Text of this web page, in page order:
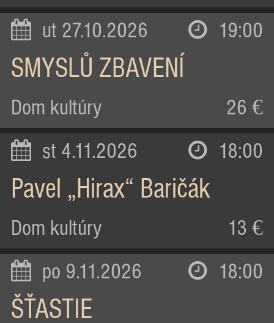
ut 27.10.2026 19:00
SMYSLŮ ZBAVENÍ
Dom kultúry 26 €
st 4.11.2026 18:00
Pavel „Hirax“ Baričák
Dom kultúry 13 €
po 9.11.2026 18:00
ŠŤASTIE